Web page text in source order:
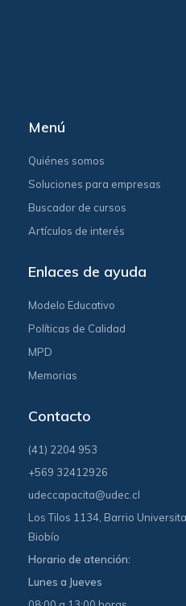
Menú
Quiénes somos
Soluciones para empresas
Buscador de cursos
Artículos de interés
Enlaces de ayuda
Modelo Educativo
Políticas de Calidad
MPD
Memorias
Contacto
(41) 2204 953
+569 32412926
udeccapacita@udec.cl
Los Tilos 1134, Barrio
Biobío
Horario de atención:
Lunes a Jueves